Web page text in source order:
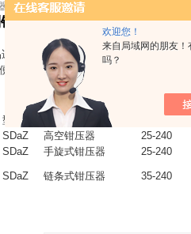
欢迎您！
来自局域网的朋友！
吗？
压器厂家
用 于高空与地面使用，可压解5-
等优点。
型号 名称
SDaZ 高空钳压器 25-240
SDaZ 手旋式钳压器 25-240
SDaZ 链条式钳压器 35-240